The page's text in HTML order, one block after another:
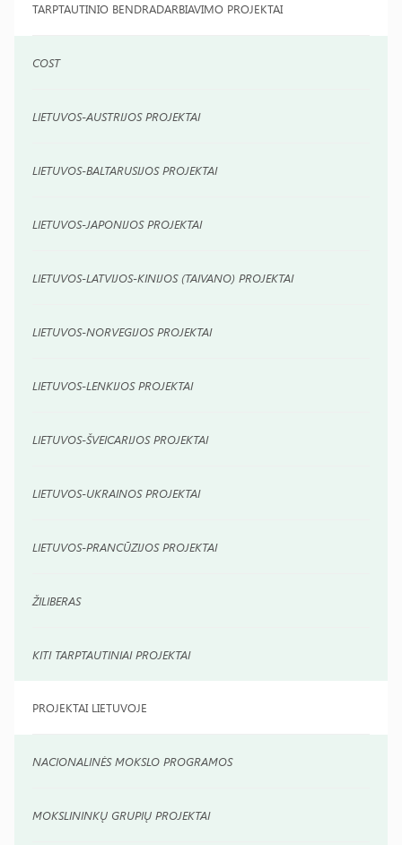
TARPTAUTINIO BENDRADARBIAVIMO PROJEKTAI
COST
LIETUVOS-AUSTRIJOS PROJEKTAI
LIETUVOS-BALTARUSIJOS PROJEKTAI
LIETUVOS-JAPONIJOS PROJEKTAI
LIETUVOS-LATVIJOS-KINIJOS (TAIVANO) PROJEKTAI
LIETUVOS-NORVEGIJOS PROJEKTAI
LIETUVOS-LENKIJOS PROJEKTAI
LIETUVOS-ŠVEICARIJOS PROJEKTAI
LIETUVOS-UKRAINOS PROJEKTAI
LIETUVOS-PRANCŪZIJOS PROJEKTAI
ŽILIBERAS
KITI TARPTAUTINIAI PROJEKTAI
PROJEKTAI LIETUVOJE
NACIONALINĖS MOKSLO PROGRAMOS
MOKSLININKŲ GRUPIŲ PROJEKTAI